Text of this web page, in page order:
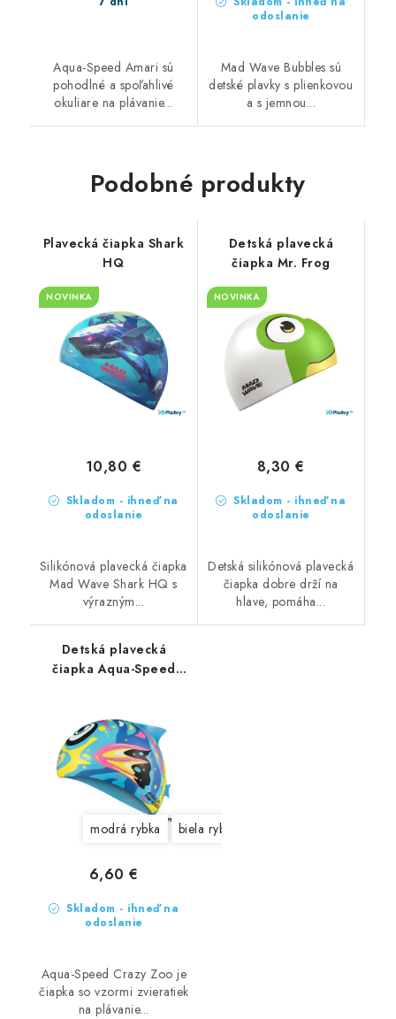
Aqua-Speed Amari sú
pohodlné a spoľahlivé
okuliare na plávanie...
odoslanie
Mad Wave Bubbles sú
detské plavky s plienkovou
a s jemnou...
Podobné produkty
Plavecká čiapka Shark
HQ
NOVINKA
Skladom - ihneď na
odoslanie
10,80 €
Silikónová plavecká čiapka
Mad Wave Shark HQ s
výrazným...
Detská plavecká
čiapka Mr. Frog
NOVINKA
Skladom - ihneď na
odoslanie
8,30 €
Detská silikónová plavecká
čiapka dobre drží na
hlave, pomáha...
Detská plavecká
čiapka Aqua-Speed
modrá rybka biela rybka
Skladom - ihneď na
odoslanie
6,60 €
Aqua-Speed Crazy Zoo je
čiapka so vzormi zvieratiek
na plávanie...